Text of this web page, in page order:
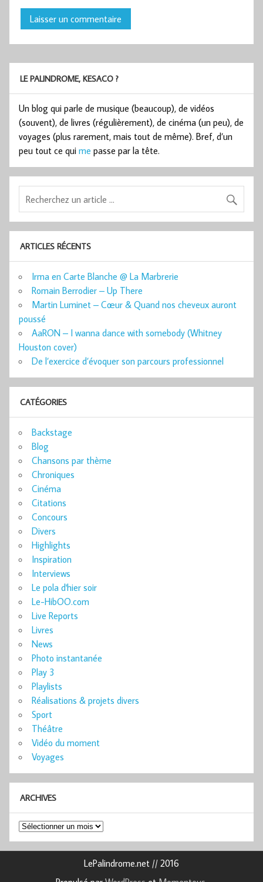
LE PALINDROME, KESACO ?
Un blog qui parle de musique (beaucoup), de vidéos
(souvent), de livres (régulièrement), de cinéma (un peu), de
voyages (plus rarement, mais tout de même). Bref, d’un
peu tout ce qui me passe par la tête.
ARTICLES RÉCENTS
Irma en Carte Blanche @ La Marbrerie
Romain Berrodier – Up There
Martin Luminet – Cœur & Quand nos cheveux auront
poussé
AaRON – I wanna dance with somebody (Whitney
Houston cover)
De l’exercice d’évoquer son parcours professionnel
CATÉGORIES
Backstage
Blog
Chansons par thème
Chroniques
Cinéma
Citations
Concours
Divers
Highlights
Inspiration
Interviews
Le pola d'hier soir
Le-HibOO.com
Live Reports
Livres
News
Photo instantanée
Play 3
Playlists
Réalisations & projets divers
Sport
Théâtre
Vidéo du moment
Voyages
ARCHIVES
Archives
LePalindrome.net // 2016